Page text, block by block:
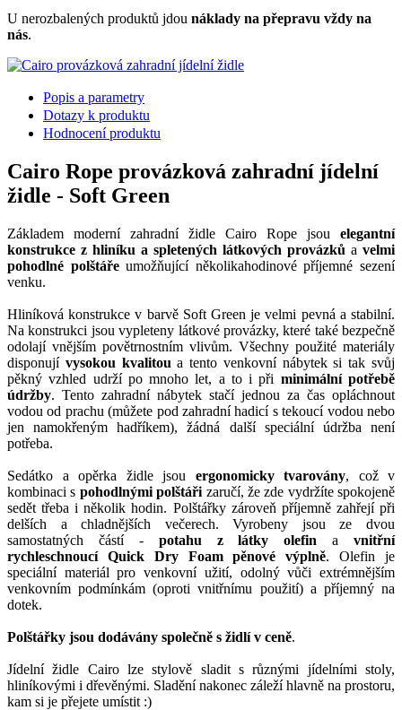
U nerozbalených produktů jdou náklady na přepravu vždy na
nás.
Popis a parametry
Dotazy k produktu
Hodnocení produktu
Cairo Rope provázková zahradní jídelní
židle - Soft Green
Základem moderní zahradní židle Cairo Rope jsou elegantní
konstrukce z hliníku a spletených látkových provázků a velmi
pohodlné polštářeumožňující několikahodinové příjemné sezení
venku.
Hliníková konstrukce v barvě Soft Green je velmi pevná a stabilní.
Na konstrukci jsou vypleteny látkové provázky, které také bezpečně
odolají vnějším povětrnostním vlivům. Všechny použité materiály
disponují vysokou kvalitou a tento venkovní nábytek si tak svůj
pěkný vzhled udrží po mnoho let, a to i při minimální potřebě
údržby. Tento zahradní nábytek stačí jednou za čas opláchnout
vodou od prachu (můžete pod zahradní hadicí s tekoucí vodou nebo
jen namokřeným hadříkem), žádná další speciální údržba není
potřeba.
Sedátko a opěrka židle jsou ergonomicky tvarovány, což v
kombinaci s pohodlnými polštáři zaručí, že zde vydržíte spokojeně
sedět třeba i několik hodin. Polštářky zároveň příjemně zahřejí při
delších a chladnějších večerech. Vyrobeny jsou ze dvou
samostatných částí - potahu z látky olefin a vnitřní
rychleschnoucí Quick Dry Foam pěnové výplně. Olefin je
speciální materiál pro venkovní užití, odolný vůči extrémnějším
venkovním podmínkám (oproti vnitřnímu použití) a příjemný na
dotek.
Polštářky jsou dodávány společně s židlí v ceně.
Jídelní židle Cairo lze stylově sladit s různými jídelními stoly,
hliníkovými i dřevěnými. Sladění nakonec záleží hlavně na prostoru,
kam si je přejete umístit :)